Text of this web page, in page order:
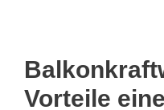
Vorteile